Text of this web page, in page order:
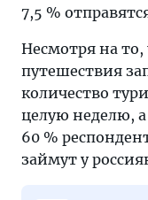
7,5 %
Несмотря на то,
путешествия
количество
целую неделю,
60 %
займут у